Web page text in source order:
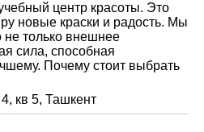
центр красоты. Это
новые краски и радость. Мы
не только внешнее
сила, способная
Почему стоит выбрать
кв 5, Ташкент